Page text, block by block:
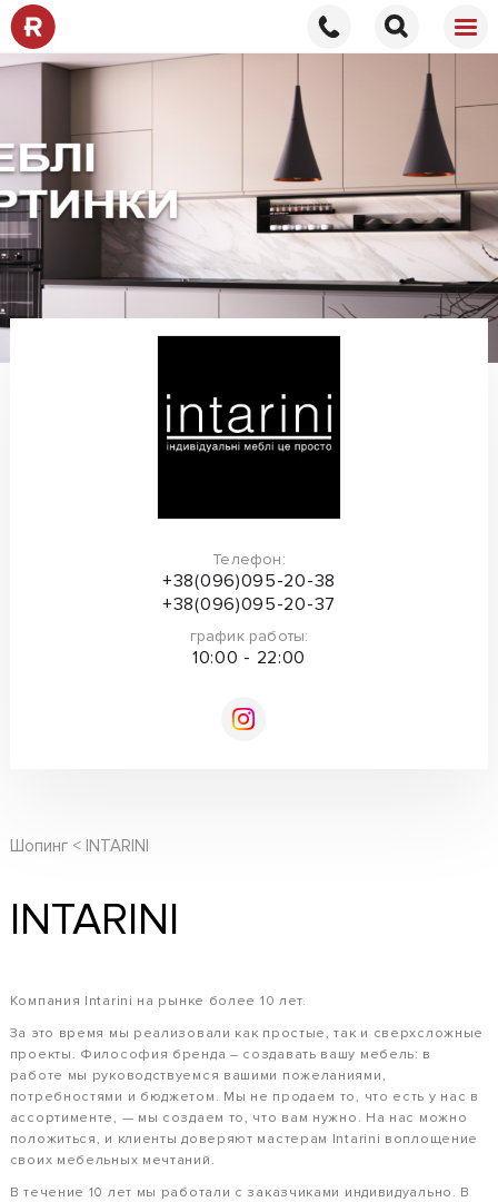
Телефон:
+38(096)095-20-38
+38(096)095-20-37
график работы:
10:00 - 22:00
Шопинг INTARINI
INTARINI
Компания Intarini на рынке более 10 лет.
За это время мы реализовали как простые, так и сверхсложные
проекты. Философия бренда – создавать вашу мебель: в
работе мы руководствуемся вашими пожеланиями,
потребностями и бюджетом. Мы не продаем то, что есть у нас в
ассортименте, — мы создаем то, что вам нужно. На нас можно
положиться, и клиенты доверяют мастерам Intarini воплощение
своих мебельных мечтаний.
В течение 10 лет мы работали с заказчиками индивидуально. В